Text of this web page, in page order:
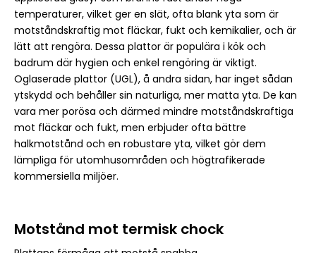
temperaturer, vilket ger en slät, ofta blank yta som är
motståndskraftig mot fläckar, fukt och kemikalier, och är
lätt att rengöra. Dessa plattor är populära i kök och
badrum där hygien och enkel rengöring är viktigt.
Oglaserade plattor (UGL), å andra sidan, har inget sådan
ytskydd och behåller sin naturliga, mer matta yta. De kan
vara mer porösa och därmed mindre motståndskraftiga
mot fläckar och fukt, men erbjuder ofta bättre
halkmotstånd och en robustare yta, vilket gör dem
lämpliga för utomhusområden och högtrafikerade
kommersiella miljöer.
Motstånd mot termisk chock